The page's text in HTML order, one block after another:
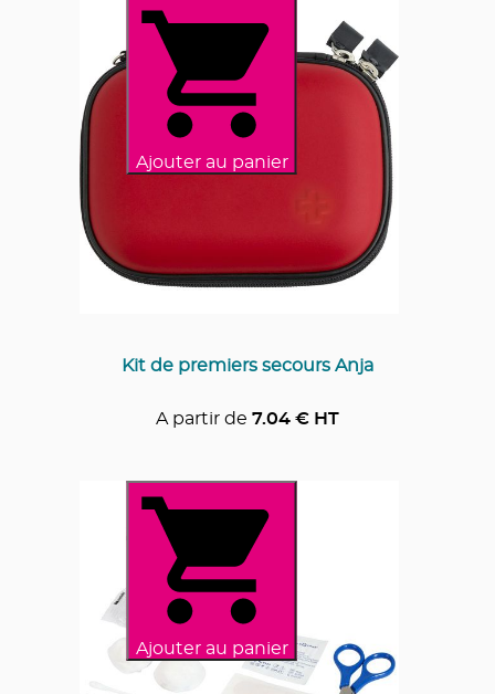
Ajouter au panier
Kit de premiers secours Anja
A partir de 7.04 € HT
Ajouter au panier